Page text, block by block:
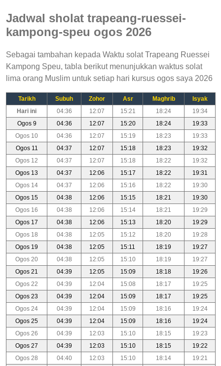
Jadwal sholat trapeang-ruessei-
kampong-speu ogos 2026
Sebagai tambahan kepada Waktu solat Trapeang Ruessei
Kampong Speu, tabla berikut menunjukkan waktus solat
lima orang Muslim untuk setiap hari kursus ogos saya 2026
Tarikh Subuh Zohor Asr Maghrib
Isyak
Hari ini
04:36 12:07 15:21 18:24
19:34
Ogos 9
04:36 12:07 15:20 18:24
19:33
Ogos 10
04:36 12:07 15:19 18:23
19:33
Ogos 11
04:37 12:07 15:18 18:23
19:32
Ogos 12
04:37 12:07 15:18 18:22
19:32
Ogos 13
04:37 12:06 15:17 18:22
19:31
Ogos 14
04:37 12:06 15:16 18:22
19:30
Ogos 15
04:38 12:06 15:15 18:21
19:30
Ogos 16
04:38 12:06 15:14 18:21
19:29
Ogos 17
04:38 12:06 15:13 18:20
19:29
Ogos 18
04:38 12:05 15:12 18:20
19:28
Ogos 19
04:38 12:05 15:11 18:19
19:27
Ogos 20
04:38 12:05 15:10 18:19
19:27
Ogos 21
04:39 12:05 15:09 18:18
19:26
Ogos 22
04:39 12:04 15:08 18:17
19:25
Ogos 23
04:39 12:04 15:09 18:17
19:25
Ogos 24
04:39 12:04 15:09 18:16
19:24
Ogos 25
04:39 12:04 15:09 18:16
19:24
Ogos 26
04:39 12:03 15:10 18:15
19:23
Ogos 27
04:39 12:03 15:10 18:15
19:22
Ogos 28
04:40 12:03 15:10 18:14
19:21